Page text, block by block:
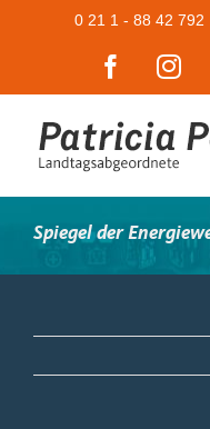
0 21 1 - 88 42 792
Spiegel der